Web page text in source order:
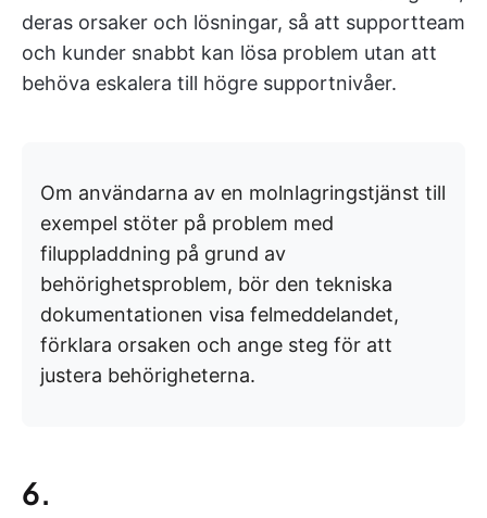
deras orsaker och lösningar, så att supportteam
och kunder snabbt kan lösa problem utan att
behöva eskalera till högre supportnivåer.
Om användarna av en molnlagringstjänst till
exempel stöter på problem med
filuppladdning på grund av
behörighetsproblem, bör den tekniska
dokumentationen visa felmeddelandet,
förklara orsaken och ange steg för att
justera behörigheterna.
6.